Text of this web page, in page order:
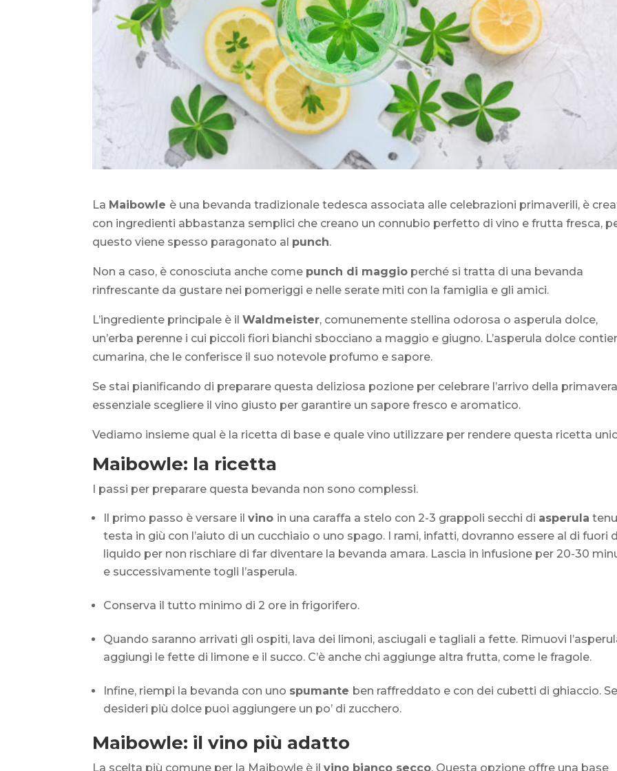
La Maibowle è una bevanda tradizionale tedesca associata alle celebrazioni primaverili, è
con ingredienti abbastanza semplici che creano un connubio perfetto di vino e frutta fresca,
questo viene spesso paragonato al punch.
Non a caso, è conosciuta anche come punch di maggio perché si tratta di una bevanda
rinfrescante da gustare nei pomeriggi e nelle serate miti con la famiglia e gli amici.
L’ingrediente principale è ilWaldmeister, comunemente stellina odorosa o asperula dolce,
un’erba perenne i cui piccoli fiori bianchi sbocciano a maggio e giugno. L’asperula dolce
cumarina, che le conferisce il suo notevole profumo e sapore.
Se stai pianificando di preparare questa deliziosa pozione per celebrare l’arrivo della
essenziale scegliere il vino giusto per garantire un sapore fresco e aromatico.
Vediamo insieme qual è la ricetta di base e quale vino utilizzare per rendere questa ricetta
Maibowle: la ricetta
I passi per preparare questa bevanda non sono complessi.
Il primo passo è versare ilvino in una caraffa a stelo con 2-3 grappoli secchi di asperula
testa in giù con l’aiuto di un cucchiaio o uno spago. I rami, infatti, dovranno essere al di fuori
liquido per non rischiare di far diventare la bevanda amara. Lascia in infusione per 20-30
e successivamente togli l’asperula.
Conserva il tutto minimo di 2 ore in frigorifero.
Quando saranno arrivati gli ospiti, lava dei limoni, asciugali e tagliali a fette. Rimuovi
aggiungi le fette di limone e il succo. C’è anche chi aggiunge altra frutta, come le fragole.
Infine, riempi la bevanda con uno spumante ben raffreddato e con dei cubetti di ghiaccio.
desideri più dolce puoi aggiungere un po’ di zucchero.
Maibowle: il vino più adatto
La scelta più comune per la Maibowle è ilvino bianco secco. Questa opzione offre una base